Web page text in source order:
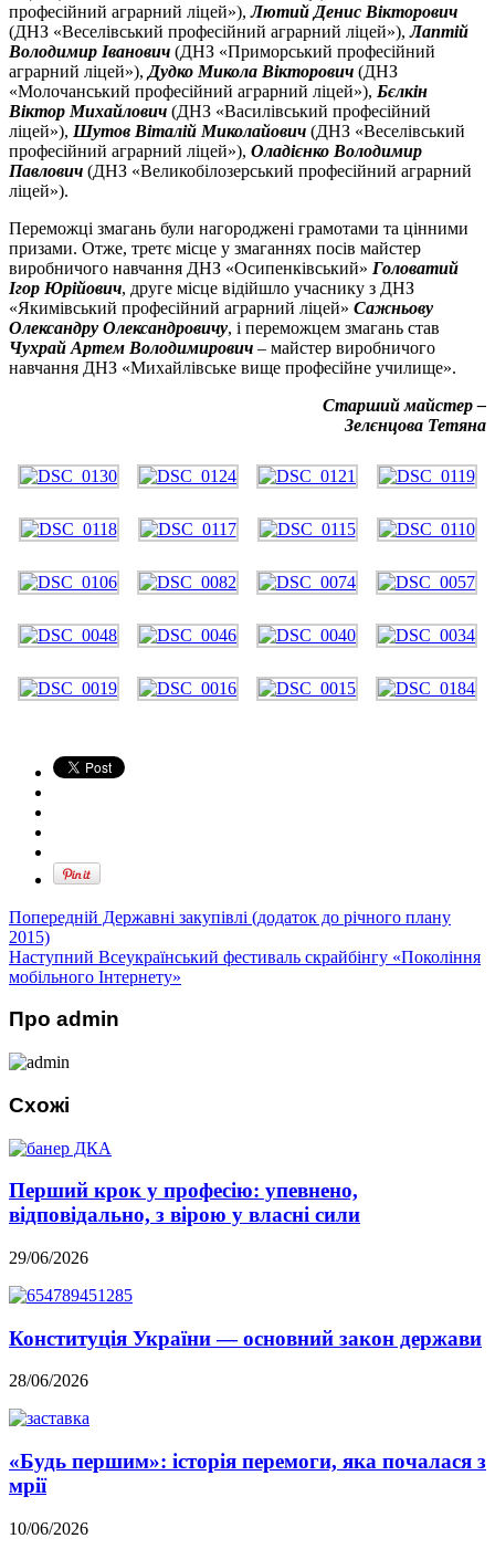
професійний аграрний ліцей»),Лютий Денис Вікторович
(ДНЗ «Веселівський професійний аграрний ліцей»),Лаптій
Володимир Іванович (ДНЗ «Приморський професійний
аграрний ліцей»), Дудко Микола Вікторович (ДНЗ
«Молочанський професійний аграрний ліцей»), Бєлкін
Віктор Михайлович (ДНЗ «Василівський професійний
ліцей»), Шутов Віталій Миколайович (ДНЗ «Веселівський
професійний аграрний ліцей»), Оладієнко Володимир
Павлович (ДНЗ «Великобілозерський професійний аграрний
ліцей»).
Переможці змагань були нагороджені грамотами та цінними
призами. Отже, третє місце у змаганнях посів майстер
виробничого навчання ДНЗ «Осипенківський» Головатий
Ігор Юрійович, друге місце відійшло учаснику з ДНЗ
«Якимівський професійний аграрний ліцей» Сажньову
Олександру Олександровичу, і переможцем змагань став
Чухрай Артем Володимирович – майстер виробничого
навчання ДНЗ «Михайлівське вище професійне училище».
Старший майстер –
Зелєнцова Тетяна
Попередній Державні закупівлі (додаток до річного плану
2015)
Наступний Всеукраїнський фестиваль скрайбінгу «Покоління
мобільного Інтернету»
Про admin
Схожі
Перший крок у професію: упевнено,
відповідально, з вірою у власні сили
29/06/2026
Конституція України — основний закон держави
28/06/2026
«Будь першим»: історія перемоги, яка почалася з
мрії
10/06/2026